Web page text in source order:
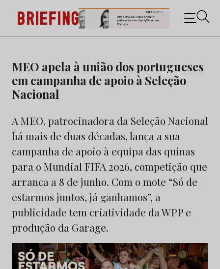
content
Briefing: Todas as notícias sobre os negócios do
Marketing e da Publicidade
MEO apela à união dos portugueses
em campanha de apoio à Seleção
Nacional
A MEO, patrocinadora da Seleção Nacional
há mais de duas décadas, lança a sua
campanha de apoio à equipa das quinas
para o Mundial FIFA 2026, competição que
arranca a 8 de junho. Com o mote “Só de
estarmos juntos, já ganhamos”, a
publicidade tem criatividade da WPP e
produção da Garage.